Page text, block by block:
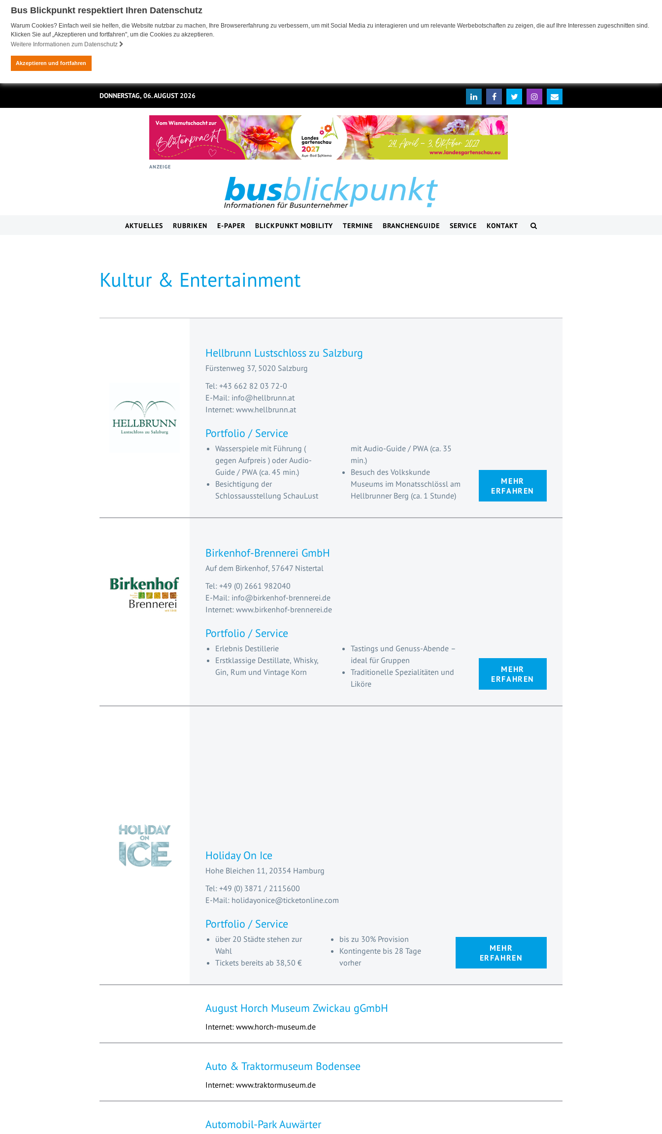
Bus Blickpunkt respektiert Ihren Datenschutz
Warum Cookies? Einfach weil sie helfen, die Website nutzbar zu machen, Ihre Browsererfahrung zu verbessern, um mit Social Media zu interagieren und um relevante Werbebotschaften zu zeigen, die auf Ihre Interessen zugeschnitten sind.
Klicken Sie auf „Akzeptieren und fortfahren", um die Cookies zu akzeptieren.
Weitere Informationen zum Datenschutz
Akzeptieren und fortfahren
DONNERSTAG, 06. AUGUST 2026
ANZEIGE
AKTUELLES RUBRIKEN E-PAPER BLICKPUNKT MOBILITY TERMINE BRANCHENGUIDE SERVICE KONTAKT
Kultur & Entertainment
Hellbrunn Lustschloss zu Salzburg
Fürstenweg 37, 5020 Salzburg
Tel: +43 662 82 03 72-0
E-Mail: info@hellbrunn.at
Internet: www.hellbrunn.at
Portfolio / Service
Wasserspiele mit Führung (
gegen Aufpreis ) oder Audio-
Guide / PWA (ca. 45 min.)
Besichtigung der
Schlossausstellung SchauLust
mit Audio-Guide / PWA (ca. 35
min.)
Besuch des Volkskunde
Museums im Monatsschlössl am
Hellbrunner Berg (ca. 1 Stunde)
MEHR
ERFAHREN
Birkenhof-Brennerei GmbH
Auf dem Birkenhof, 57647 Nistertal
Tel: +49 (0) 2661 982040
E-Mail: info@birkenhof-brennerei.de
Internet: www.birkenhof-brennerei.de
Portfolio / Service
Erlebnis Destillerie
Erstklassige Destillate, Whisky,
Gin, Rum und Vintage Korn
Tastings und Genuss-Abende –
ideal für Gruppen
Traditionelle Spezialitäten und
Liköre
MEHR
ERFAHREN
Holiday On Ice
Hohe Bleichen 11, 20354 Hamburg
Tel: +49 (0) 3871 / 2115600
E-Mail: holidayonice@ticketonline.com
Portfolio / Service
über 20 Städte stehen zur
Wahl
Tickets bereits ab 38,50 €
bis zu 30% Provision
Kontingente bis 28 Tage
vorher
MEHR
ERFAHREN
August Horch Museum Zwickau gGmbH
Internet: www.horch-museum.de
Auto & Traktormuseum Bodensee
Internet: www.traktormuseum.de
Automobil-Park Auwärter